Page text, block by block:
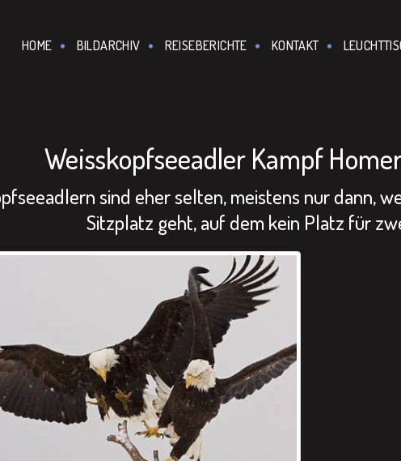
HOME BILDARCHIV REISEBERICHTE KONTAKT
Weisskopfseeadler Kampf
sind eher selten, meistens nur dann,
Sitzplatz geht, auf dem kein Platz für